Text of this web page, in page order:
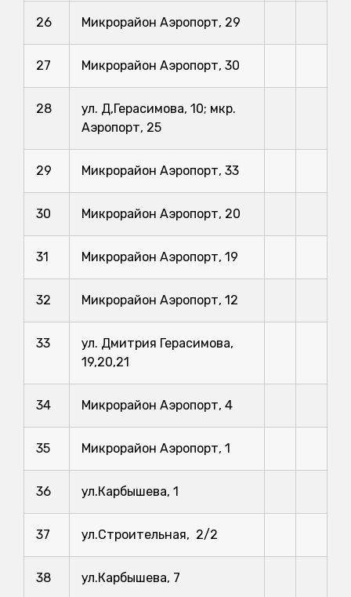
26 Микрорайон Аэропорт, 29
27 Микрорайон Аэропорт, 30
28
ул. Д,Герасимова, 10; мкр.
Аэропорт, 25
29 Микрорайон Аэропорт, 33
30 Микрорайон Аэропорт, 20
31 Микрорайон Аэропорт, 19
32 Микрорайон Аэропорт, 12
33
ул. Дмитрия Герасимова,
19,20,21
34 Микрорайон Аэропорт, 4
35 Микрорайон Аэропорт, 1
36 ул.Карбышева, 1
37 ул.Строительная, 2/2
38 ул.Карбышева, 7